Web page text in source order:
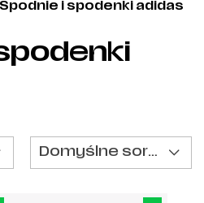
Spodnie i spodenki adidas
Domyślne sortowanie